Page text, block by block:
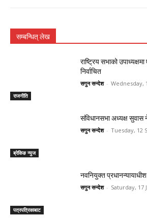
सम्बन्धित् लेख
राजनीति
राष्ट्रिय सभाको
निर्वाचित
सगुन सन्देश - Wednesday,
ब्रेकिङ न्युज
संविधानसभा अध्यक्ष सुवास
सगुन सन्देश - Tuesday, 12
पत्रपत्रिकाबाट
नवनियुक्त प्रधानन्यायाधीश
सगुन सन्देश - Saturday, 17